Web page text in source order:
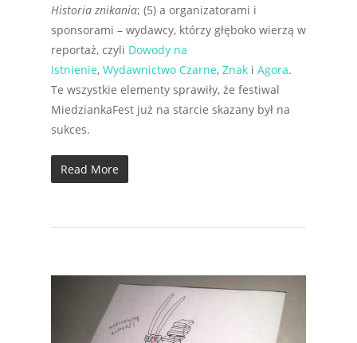
Historia znikania; (5) a organizatorami i
sponsorami – wydawcy, którzy głęboko wierzą w
reportaż, czyli Dowody na
Istnienie, Wydawnictwo Czarne, Znak i Agora.
Te wszystkie elementy sprawiły, że festiwal
MiedziankaFest już na starcie skazany był na
sukces.
Read More